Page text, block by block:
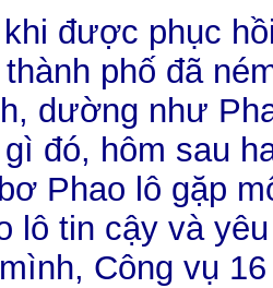
được phục
thành phố đã
dường như
đó, hôm sau
Phao lô gặp
lô tin cậy và
Công vụ